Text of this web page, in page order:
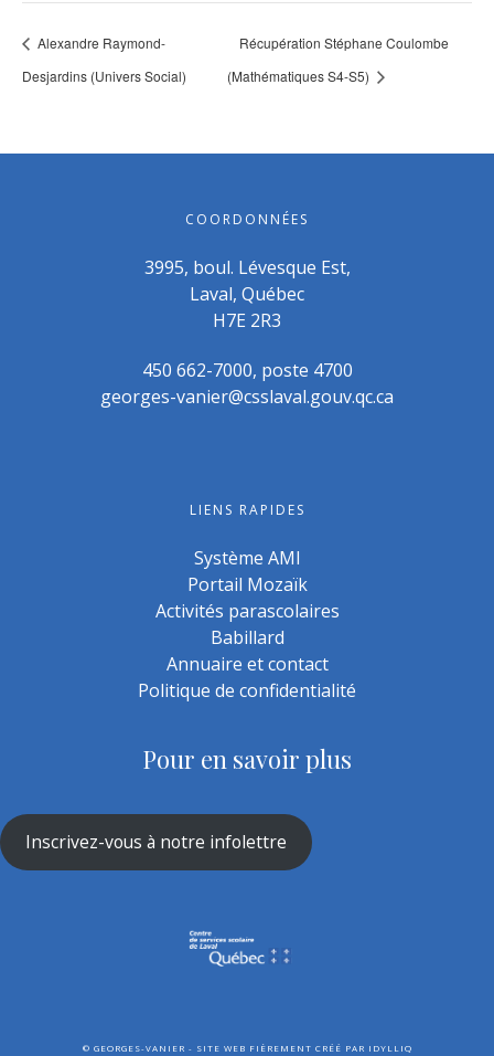
Alexandre Raymond-
Desjardins (Univers Social)
Récupération Stéphane Coulombe
(Mathématiques S4-S5)
COORDONNÉES
3995, boul. Lévesque Est,
Laval, Québec
H7E 2R3
450 662-7000, poste 4700
georges-vanier@csslaval.gouv.qc.ca
LIENS RAPIDES
Système AMI
Portail Mozaïk
Activités parascolaires
Babillard
Annuaire et contact
Politique de confidentialité
Pour en savoir plus
Inscrivez-vous à notre infolettre
© GEORGES-VANIER - SITE WEB FIÈREMENT CRÉÉ PAR IDYLLIQ